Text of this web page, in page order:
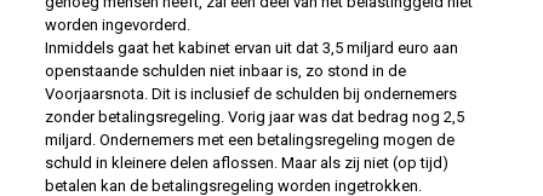
worden ingevorderd.
Inmiddels gaat het kabinet ervan uit dat 3,5 miljard euro aan
openstaande schulden niet inbaar is, zo stond in de
Voorjaarsnota. Dit is inclusief de schulden bij ondernemers
zonder betalingsregeling. Vorig jaar was dat bedrag nog 2,5
miljard. Ondernemers met een betalingsregeling mogen de
schuld in kleinere delen aflossen. Maar als zij niet (op tijd)
betalen kan de betalingsregeling worden ingetrokken.